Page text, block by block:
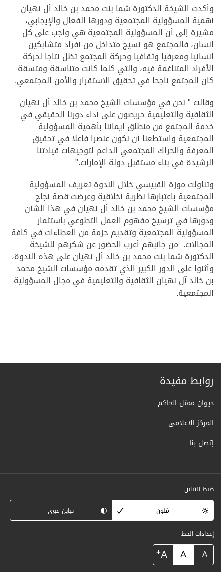
وأكدت الشيخة الدكتورة شما بنت محمد بن خالد آل نهيان
أهمية المسؤولية المجتمعية ودورها الفعال والإيجابي،
مشيرة إلى أن المسؤولية المجتمعية هي واجب على كل
إنسان، فالمجتمع هو نسيج متداخل من أفراد متشابكين
إنسانيا ومعرفيا وثقافيا وحركة المجتمع تظل نتاجا لحركة
الأفراد المتناغمة فيه، والتي كلما كانت متناسقة ومتسقة
كان المجتمع ناجحا في تحقيق الاستقرار والأمن المجتمعي.
وقالت " نحن في مؤسسات الشيخ محمد بن خالد آل نهيان
الثقافية والتعليمية حريصون على أداء دورنا الحقيقي في
خدمة المجتمع من منطلق إيماننا بأهمية المسؤولية
المجتمعية واستطعنا أن نكون عنصرا فاعلا في تحقيق
المعرفة والحراك المجتمعي الداعم لتوجيهات قيادتنا
الرشيدة في بناء مستقبل دولة الإمارات".
وتناولت موزة القبيسي خلال الندوة تعريف المسؤولية
المجتمعية باعتبارها نظرية أخلاقية وعرضت قصة نجاح
مؤسسات الشيخ محمد بن خالد آل نهيان في هذا الشأن
ودورها في ترسيخ مفهوم العمل التطوعي باستثمار
المسؤولية المجتمعية وتقديم حزمة من العطاءات في كافة
المجالات. من جانبهم أعرب الحضور عن شكرهم للشيخة
الدكتورة شما بنت محمد بن خالد آل نهيان على هذه الندوة،
وأثنوا على الدور الكبير الذي تقدمه مؤسسات الشيخ محمد
بن خالد آل نهيان الثقافية والتعليمية في مجال المسؤولية
المجتمعية.
روابط مفيدة
ديوان ممثل الحاكم
المركز الاعلامى
إتصل بنا
ضبط التباين
مُلون
تباين قوي
إعدادات الخط
A
-
A
A
+